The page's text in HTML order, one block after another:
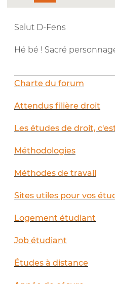
Salut D-Fens
Hé bé ! Sacré
Charte du forum
Attendus filière droit
Les études de droit,
Méthodologies
Méthodes de travail
Sites utiles pour vos
Logement étudiant
Job étudiant
Études à distance